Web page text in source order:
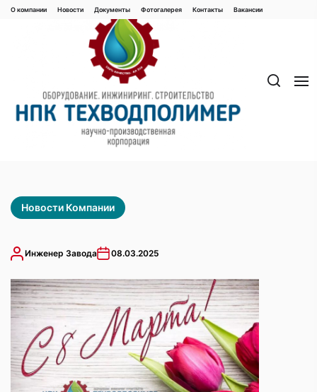
Перейти
Новости Компании
Инженер Завода 08.03.2025
О компании Новости Документы Фотогалерея Контaкты Вакaнсии